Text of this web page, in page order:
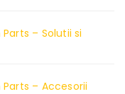
– Solutii si
– Accesorii